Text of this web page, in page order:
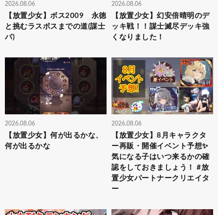
2026.08.06
【放置少女】ボス2009 永徳
と挑むラスボスまでの道(謀士
パ)
2026.08.06
【放置少女】幻安倍晴明のデ
ッキ戦！！謀士滅尽デッキ強
くなりました！
2026.08.06
【放置少女】何が出るかな、
何が出るかな
2026.08.06
【放置少女】8月キャラクタ
ー再販・開催イベント予想✨
気になる子はいつ来るかの確
認をしておきましょう！ #放
置少女パートナークリエイタ
ー